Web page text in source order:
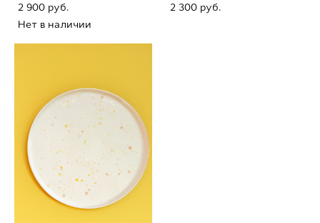
2 900 pуб.
Нет в наличии
2 300 pуб.